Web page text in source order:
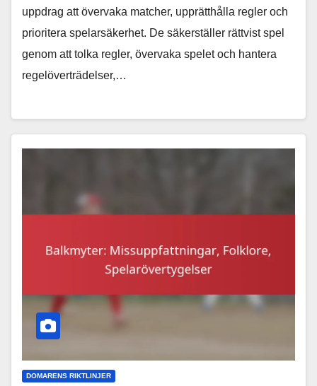
uppdrag att övervaka matcher, upprätthålla regler och
prioritera spelarsäkerhet. De säkerställer rättvist spel
genom att tolka regler, övervaka spelet och hantera
regelöverträdelser,…
DOMARENS RIKTLINJER